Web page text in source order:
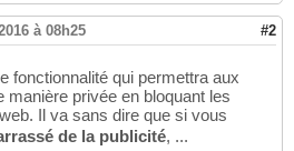
à 08h25 #2
fonctionnalité qui permettra aux
manière privée en bloquant les
Il va sans dire que si vous
de la publicité, ...